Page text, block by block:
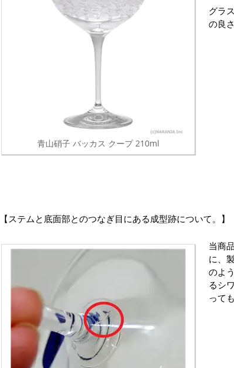
青山硝子 バッカス クープ 210ml
グラ
の良
ステムと底面部とのつなぎ目にある成型跡について。
当商
に、
のよ
るシ
って